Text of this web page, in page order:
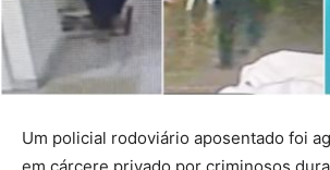
Um policial rodoviário aposentado foi